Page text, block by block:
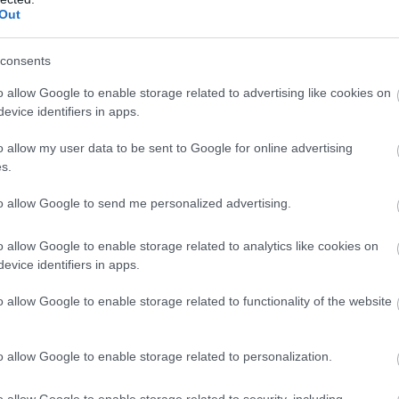
allow Google to enable storage related to advertising like cookies on
identifiers in apps.
allow my user data to be sent to Google for online advertising
allow Google to send me personalized advertising.
allow Google to enable storage related to analytics like cookies on
identifiers in apps.
allow Google to enable storage related to functionality of the website
allow Google to enable storage related to personalization.
κινηματογράφο και το
μίλησε για την αγάπη του στον κινηματογράφο,
νομίζω ότι έχω ερωτευτεί το τραγούδι όσο έχω
είπε χαρακτηριστικά.